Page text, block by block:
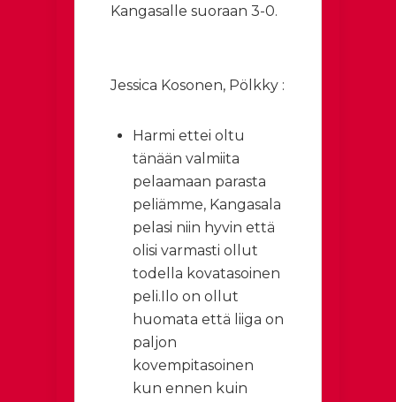
Kangasalle suoraan 3-0.
Jessica Kosonen, Pölkky :
Harmi ettei oltu
tänään valmiita
pelaamaan parasta
peliämme, Kangasala
pelasi niin hyvin että
olisi varmasti ollut
todella kovatasoinen
peli.Ilo on ollut
huomata että liiga on
paljon
kovempitasoinen
kun ennen kuin